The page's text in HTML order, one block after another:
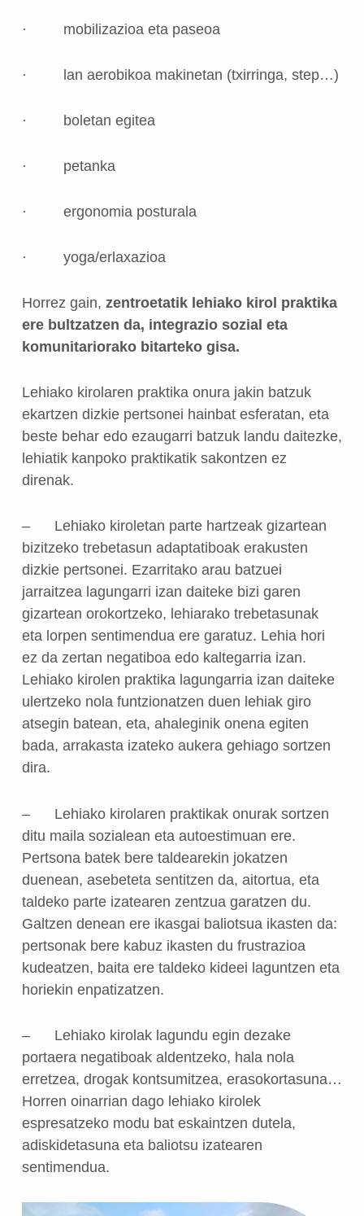
· mobilizazioa eta paseoa
· lan aerobikoa makinetan (txirringa, step…)
· boletan egitea
· petanka
· ergonomia posturala
· yoga/erlaxazioa
Horrez gain, zentroetatik lehiako kirol praktika
ere bultzatzen da, integrazio sozial eta
komunitariorako bitarteko gisa.
Lehiako kirolaren praktika onura jakin batzuk
ekartzen dizkie pertsonei hainbat esferatan, eta
beste behar edo ezaugarri batzuk landu daitezke,
lehiatik kanpoko praktikatik sakontzen ez
direnak.
– Lehiako kiroletan parte hartzeak gizartean
bizitzeko trebetasun adaptatiboak erakusten
dizkie pertsonei. Ezarritako arau batzuei
jarraitzea lagungarri izan daiteke bizi garen
gizartean orokortzeko, lehiarako trebetasunak
eta lorpen sentimendua ere garatuz. Lehia hori
ez da zertan negatiboa edo kaltegarria izan.
Lehiako kirolen praktika lagungarria izan daiteke
ulertzeko nola funtzionatzen duen lehiak giro
atsegin batean, eta, ahaleginik onena egiten
bada, arrakasta izateko aukera gehiago sortzen
dira.
– Lehiako kirolaren praktikak onurak sortzen
ditu maila sozialean eta autoestimuan ere.
Pertsona batek bere taldearekin jokatzen
duenean, asebeteta sentitzen da, aitortua, eta
taldeko parte izatearen zentzua garatzen du.
Galtzen denean ere ikasgai baliotsua ikasten da:
pertsonak bere kabuz ikasten du frustrazioa
kudeatzen, baita ere taldeko kideei laguntzen eta
horiekin enpatizatzen.
– Lehiako kirolak lagundu egin dezake
portaera negatiboak aldentzeko, hala nola
erretzea, drogak kontsumitzea, erasokortasuna…
Horren oinarrian dago lehiako kirolek
espresatzeko modu bat eskaintzen dutela,
adiskidetasuna eta baliotsu izatearen
sentimendua.